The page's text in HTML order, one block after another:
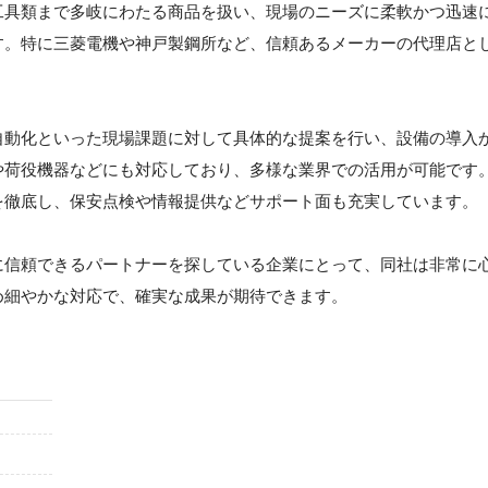
類まで多岐にわたる商品を扱い、現場のニーズに柔軟かつ迅速
特に三菱電機や神戸製鋼所など、信頼あるメーカーの代理店と
化といった現場課題に対して具体的な提案を行い、設備の導入
役機器などにも対応しており、多様な業界での活用が可能です
底し、保安点検や情報提供などサポート面も充実しています。
頼できるパートナーを探している企業にとって、同社は非常に
やかな対応で、確実な成果が期待できます。